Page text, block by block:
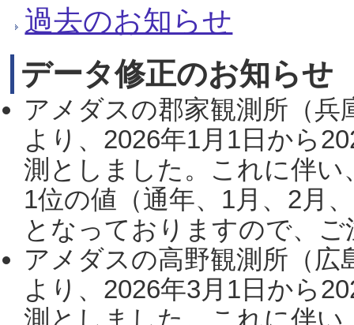
過去のお知らせ
データ修正のお知らせ
アメダスの郡家観測所（
より、2026年1月1日から
測としました。これに伴い
1位の値（通年、1月、2月
となっておりますので、
アメダスの高野観測所（
より、2026年3月1日から
測としました。これに伴い